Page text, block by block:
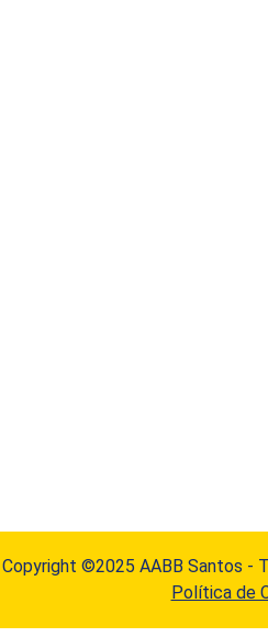
Copyright ©2025 AABB Santos -
Política de